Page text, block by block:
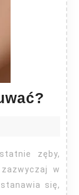
Czy
w
się,